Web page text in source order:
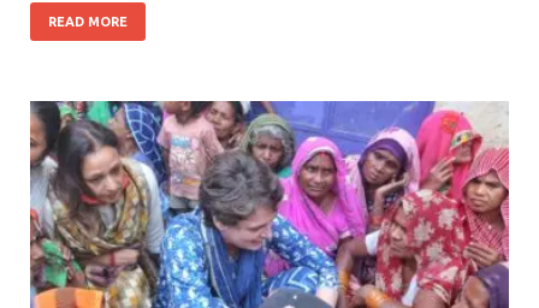
READ MORE